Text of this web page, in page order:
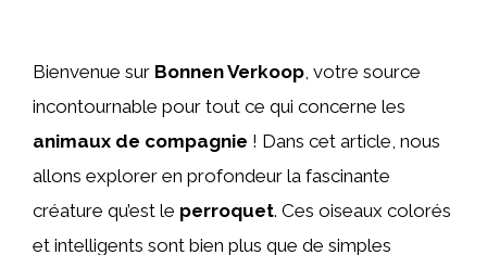
Bienvenue sur Bonnen Verkoop , votre source
incontournable pour tout ce qui concerne les
animaux de compagnie ! Dans cet article, nous
allons explorer en profondeur la fascinante
créature qu’est le perroquet. Ces oiseaux colorés
et intelligents sont bien plus que de simples